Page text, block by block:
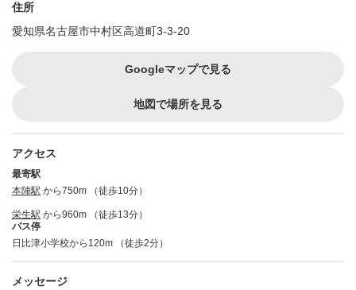
住所
愛知県名古屋市中村区高道町3-3-20
Googleマップで見る
地図で場所を見る
アクセス
最寄駅
本陣駅 から750m （徒歩10分）
栄生駅 から960m （徒歩13分）
バス停
日比津小学校から120m （徒歩2分）
メッセージ